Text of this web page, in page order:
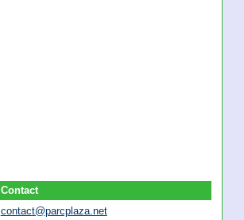
Contact
contact@parcplaza.net